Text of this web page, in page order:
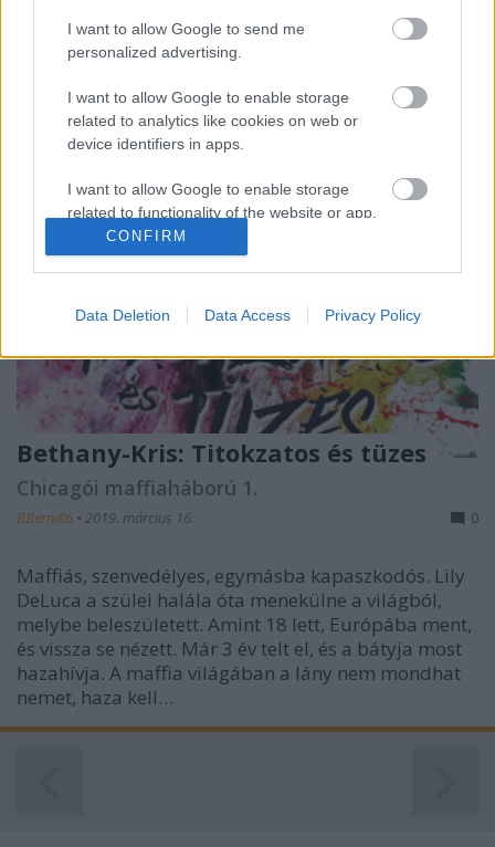
I want to allow Google to send me
personalized advertising.
I want to allow Google to enable storage
related to analytics like cookies on web or
device identifiers in apps.
I want to allow Google to enable storage
related to functionality of the website or app.
I want to allow Google to enable storage
I want to allow Google to enable storage
functionality and fraud prevention, and other
user protection.
CONFIRM
Data Deletion Data Access Privacy Policy
következő hónapokban kétségkívül ez lesz a
legkeresettebb termék a…
Bethany-Kris: Titokzatos és tüzes
Chicagói maffiaháború 1.
BBerni86 • 2019. március 16. 0
Maffiás, szenvedélyes, egymásba kapaszkodós. Lily
DeLuca a szülei halála óta menekülne a világból,
melybe beleszületett. Amint 18 lett, Európába ment,
és vissza se nézett. Már 3 év telt el, és a bátyja most
hazahívja. A maffia világában a lány nem mondhat
nemet, haza kell…